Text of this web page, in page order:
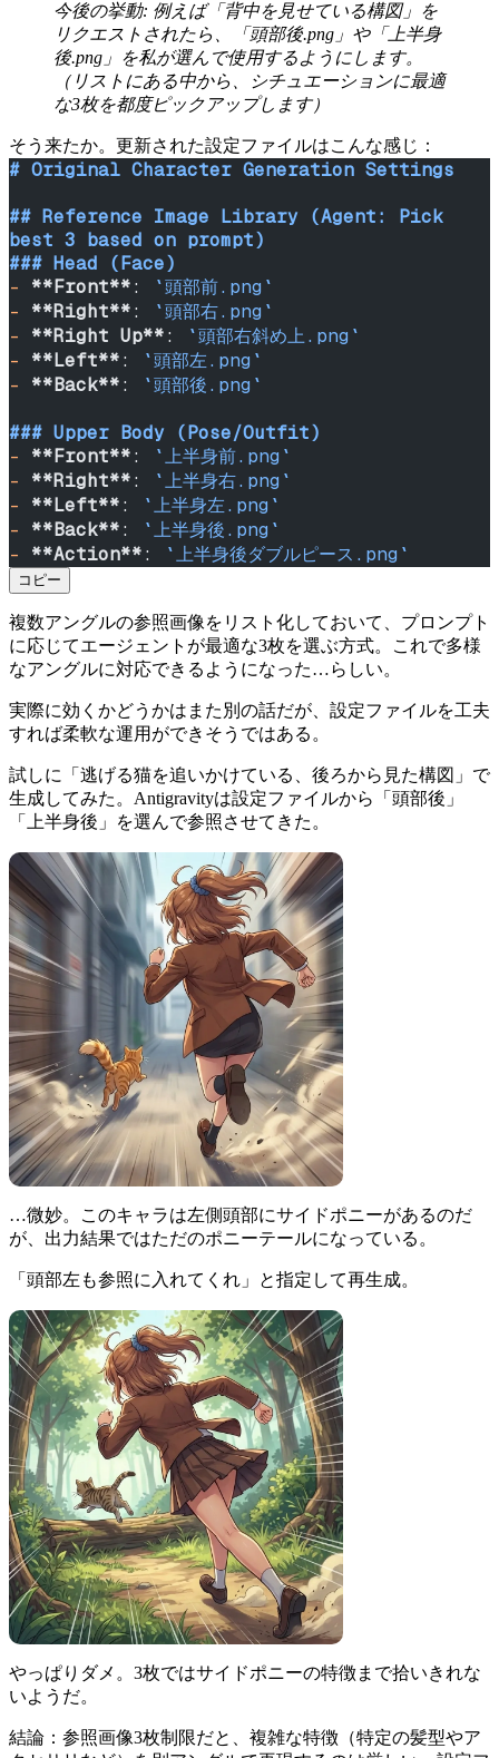
今後の挙動: 例えば「背中を見せている構図」を
リクエストされたら、「頭部後.png」や「上半身
後.png」を私が選んで使用するようにします。
（リストにある中から、シチュエーションに最適
な3枚を都度ピックアップします）
そう来たか。更新された設定ファイルはこんな感じ：
# Original Character Generation Settings
## Reference Image Library (Agent: Pick
best 3 based on prompt)
### Head (Face)
- **Front**:
`頭部前.png`
- **Right**:
`頭部右.png`
- **Right Up**:
`頭部右斜め上.png`
- **Left**:
`頭部左.png`
- **Back**: `頭部後.png`
### Upper Body (Pose/Outfit)
- **Front**:
`上半身前.png`
- **Right**:
`上半身右.png`
- **Left**:
`上半身左.png`
- **Back**:
`上半身後.png`
- **Action**: `上半身後ダブルピース.png`
コピー
複数アングルの参照画像をリスト化しておいて、プロンプト
に応じてエージェントが最適な3枚を選ぶ方式。これで多様
なアングルに対応できるようになった…らしい。
実際に効くかどうかはまた別の話だが、設定ファイルを工夫
すれば柔軟な運用ができそうではある。
試しに「逃げる猫を追いかけている、後ろから見た構図」で
生成してみた。Antigravityは設定ファイルから「頭部後」
「上半身後」を選んで参照させてきた。
…微妙。このキャラは左側頭部にサイドポニーがあるのだ
が、出力結果ではただのポニーテールになっている。
「頭部左も参照に入れてくれ」と指定して再生成。
やっぱりダメ。3枚ではサイドポニーの特徴まで拾いきれな
いようだ。
結論：参照画像3枚制限だと、複雑な特徴（特定の髪型やア